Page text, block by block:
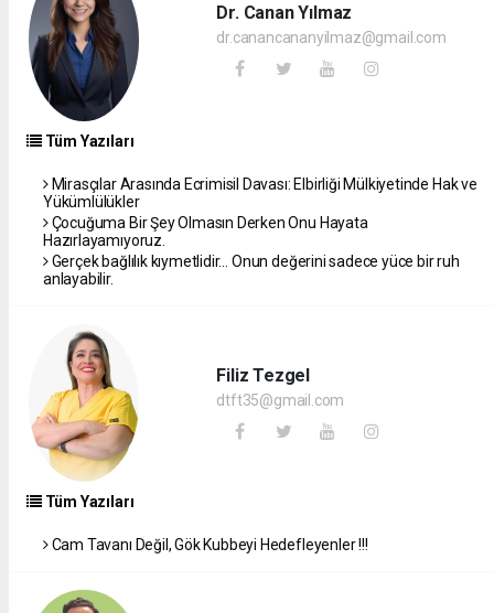
Dr. Canan Yılmaz
dr.canancananyilmaz@gmail.com
Tüm Yazıları
Mirasçılar Arasında Ecrimisil Davası: Elbirliği Mülkiyetinde Hak ve
Yükümlülükler
Çocuğuma Bir Şey Olmasın Derken Onu Hayata
Hazırlayamıyoruz.
Gerçek bağlılık kıymetlidir… Onun değerini sadece yüce bir ruh
anlayabilir.
Filiz Tezgel
dtft35@gmail.com
Tüm Yazıları
Cam Tavanı Değil, Gök Kubbeyi Hedefleyenler !!!